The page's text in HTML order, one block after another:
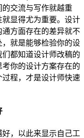
交流与写作就越重
显得尤为重要。设计
方面存在的差异就不
就是能够检验你的设
都知道设计师改稿的
你的设计方案存在的
程，才是设计师快速
，以此来显示自己工